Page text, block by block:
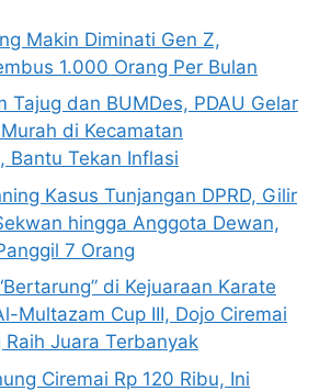
Makin Diminati Gen Z,
1.000 Orang Per Bulan
Tajug dan BUMDes, PDAU Gelar
di Kecamatan
Bantu Tekan Inflasi
Kasus Tunjangan DPRD, Gilir
hingga Anggota Dewan,
7 Orang
di Kejuaraan Karate
Multazam Cup III, Dojo Ciremai
Juara Terbanyak
Ciremai Rp 120 Ribu, Ini